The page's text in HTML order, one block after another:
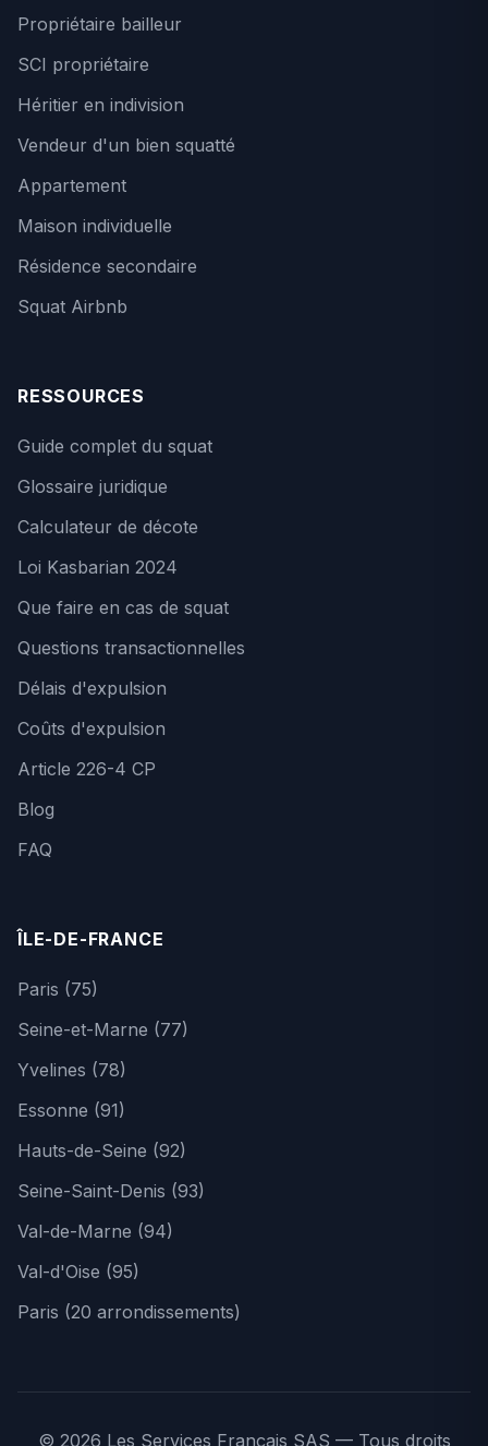
Propriétaire bailleur
SCI propriétaire
Héritier en indivision
Vendeur d'un bien squatté
Appartement
Maison individuelle
Résidence secondaire
Squat Airbnb
RESSOURCES
Guide complet du squat
Glossaire juridique
Calculateur de décote
Loi Kasbarian 2024
Que faire en cas de squat
Questions transactionnelles
Délais d'expulsion
Coûts d'expulsion
Article 226-4 CP
Blog
FAQ
ÎLE-DE-FRANCE
Paris (75)
Seine-et-Marne (77)
Yvelines (78)
Essonne (91)
Hauts-de-Seine (92)
Seine-Saint-Denis (93)
Val-de-Marne (94)
Val-d'Oise (95)
Paris (20 arrondissements)
© 2026 Les Services Français SAS — Tous droits